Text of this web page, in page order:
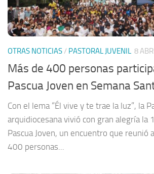
OTRAS NOTICIAS / PASTORAL JUVENIL 8
Más de 400 personas
Pascua Joven en Semana
Con el lema “Él vive y te trae la luz”, la
arquidiocesana vivió con gran alegría la
Pascua Joven, un encuentro que reunió
400 personas...